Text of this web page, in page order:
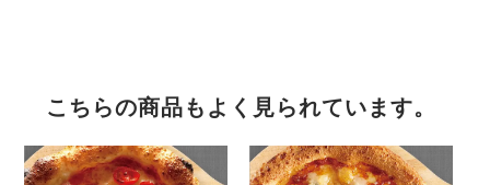
こちらの商品もよく見られています。